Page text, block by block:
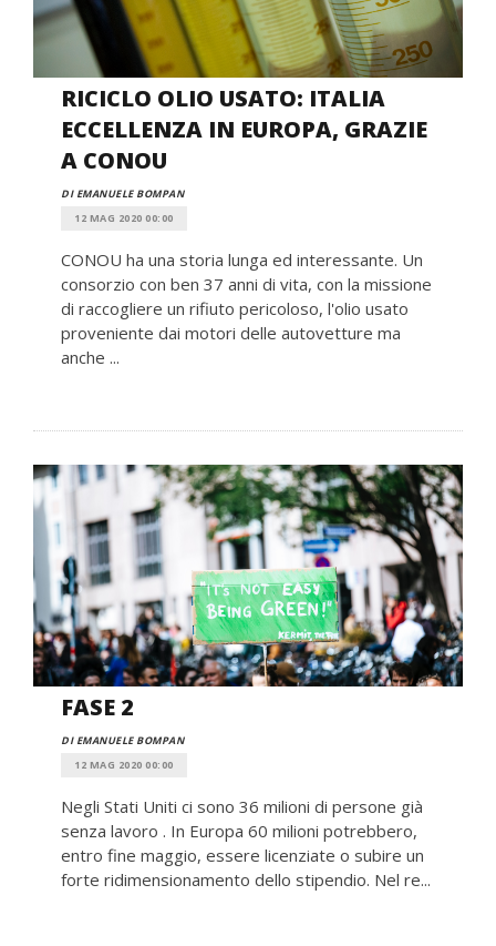
RICICLO OLIO USATO: ITALIA
ECCELLENZA IN EUROPA, GRAZIE
A CONOU
DI EMANUELE BOMPAN
12 MAG 2020 00:00
CONOU ha una storia lunga ed interessante. Un
consorzio con ben 37 anni di vita, con la missione
di raccogliere un rifiuto pericoloso, l'olio usato
proveniente dai motori delle autovetture ma
anche ...
FASE 2
DI EMANUELE BOMPAN
12 MAG 2020 00:00
Negli Stati Uniti ci sono 36 milioni di persone già
senza lavoro . In Europa 60 milioni potrebbero,
entro fine maggio, essere licenziate o subire un
forte ridimensionamento dello stipendio. Nel re...